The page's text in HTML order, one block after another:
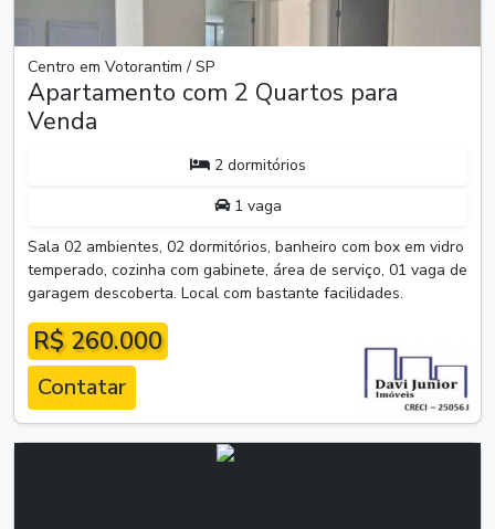
Centro em Votorantim / SP
Apartamento com 2 Quartos para
Venda
2 dormitórios
1 vaga
Sala 02 ambientes, 02 dormitórios, banheiro com box em vidro
temperado, cozinha com gabinete, área de serviço, 01 vaga de
garagem descoberta. Local com bastante facilidades.
R$ 260.000
Contatar